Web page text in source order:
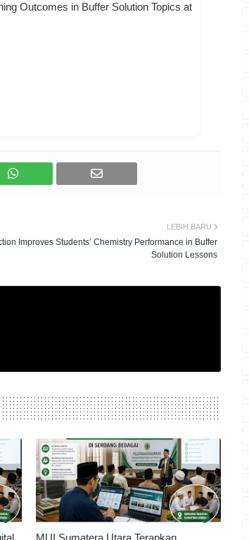
Outcomes in Buffer Solution Topics at
LEBIH BARU
Improves Students’ Chemistry Performance in Buffer
Solution Lessons